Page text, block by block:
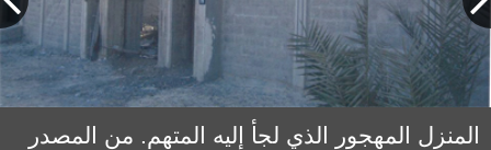
المنزل المهجور الذي لجأ إليه المتهم. من المصدر
المتهم بعد القبض عليه.